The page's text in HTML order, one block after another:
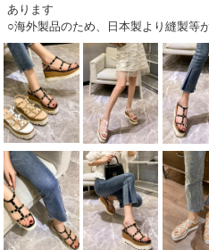
あります
○海外製品のため、日本製より縫製等